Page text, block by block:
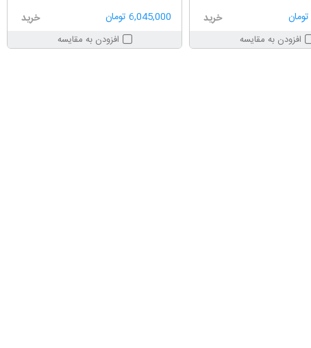
خرید
افزودن به مقایسه
6,045,000 تومان خرید
افزودن به مقایسه